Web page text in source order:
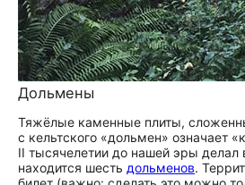
Дольмены
Тяжёлые каменные плиты,
с кельтского «дольмен» означает
II тысячелетии до нашей эры
находится шесть дольменов.